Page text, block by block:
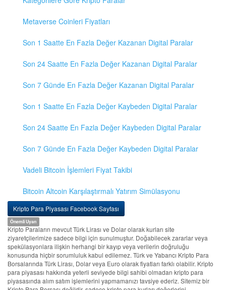
Metaverse Coinleri Fiyatları
Son 1 Saatte En Fazla Değer Kazanan Digital Paralar
Son 24 Saatte En Fazla Değer Kazanan Digital Paralar
Son 7 Günde En Fazla Değer Kazanan Digital Paralar
Son 1 Saatte En Fazla Değer Kaybeden Digital Paralar
Son 24 Saatte En Fazla Değer Kaybeden Digital Paralar
Son 7 Günde En Fazla Değer Kaybeden Digital Paralar
Vadeli Bitcoin İşlemleri Fiyat Takibi
Bitcoin Altcoin Karşılaştırmalı Yatırım Simülasyonu
Kripto Para Piyasası Facebook Sayfası
Önemli Uyarı
Kripto Paraların mevcut Türk Lirası ve Dolar olarak kurları site
ziyaretçilerimize sadece bilgi için sunulmuştur. Doğabilecek zararlar veya
spekülasyonlara ilişkin herhangi bir kayıp veya verilerin doğruluğu
konusunda hiçbir sorumluluk kabul edilemez. Türk ve Yabancı Kripto Para
Borsalarında Türk Lirası, Dolar veya Euro olarak fiyatları farklı olabilir. Kripto
para piyasası hakkında yeterli seviyede bilgi sahibi olmadan kripto para
piyasasında alım satım işlemlerini yapmamanızı tavsiye ederiz. Sitemiz bir